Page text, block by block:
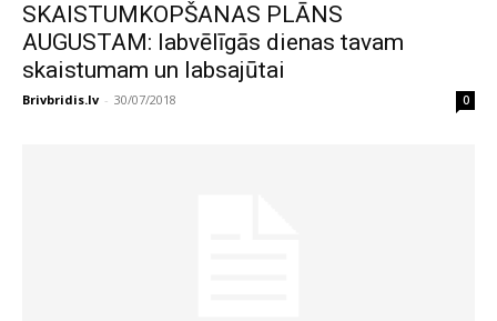
SKAISTUMKOPŠANAS PLĀNS
AUGUSTAM: labvēlīgās dienas tavam
skaistumam un labsajūtai
Brivbridis.lv - 30/07/2018 0